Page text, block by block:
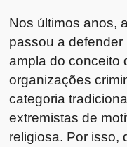
Nos últimos anos,
passou a
ampla do conceito
organizações
categoria
extremistas de
religiosa. Por isso,